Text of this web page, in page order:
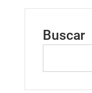
Buscar